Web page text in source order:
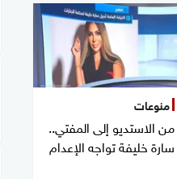
منوعات
من الاستديو إلى المفتي..
سارة خليفة تواجه الإعدام